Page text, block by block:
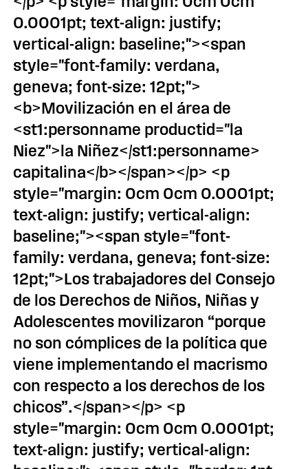
0.0001pt; text-align: justify;
vertical-align: baseline;"><span
style="font-family: verdana,
geneva; font-size: 12pt;">
<b>Movilización en el área de
<st1:personname productid="la
Ni￱ez">la Niñez</st1:personname>
capitalina</b></span></p> <p
style="margin: 0cm 0cm 0.0001pt;
text-align: justify; vertical-align:
baseline;"><span style="font-
family: verdana, geneva; font-size:
12pt;">Los trabajadores del Consejo
de los Derechos de Niños, Niñas y
Adolescentes movilizaron “porque
no son cómplices de la política que
viene implementando el macrismo
con respecto a los derechos de los
chicos”.</span></p> <p
style="margin: 0cm 0cm 0.0001pt;
text-align: justify; vertical-align: